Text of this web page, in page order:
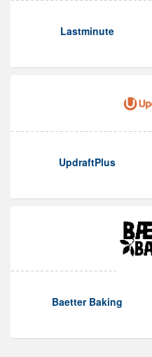
Lastminute
UpdraftPlus
Baetter Baking